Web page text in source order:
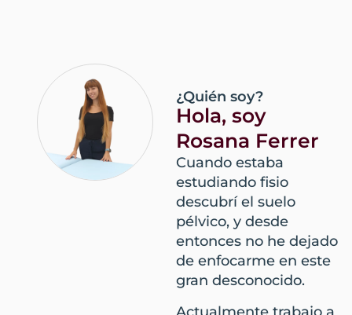
¿Quién soy?
Hola, soy
Rosana Ferrer
Cuando estaba
estudiando fisio
descubrí el suelo
pélvico, y desde
entonces no he dejado
de enfocarme en este
gran desconocido.